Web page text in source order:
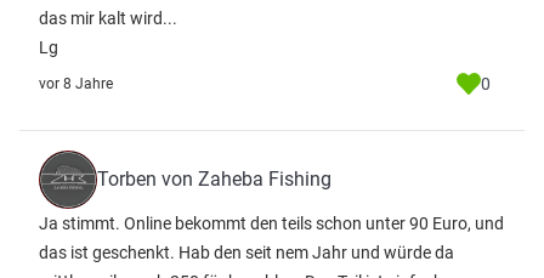
das mir kalt wird...
Lg
vor 8 Jahre 0
Torben von Zaheba Fishing
Ja stimmt. Online bekommt den teils schon unter 90 Euro, und
das ist geschenkt. Hab den seit nem Jahr und würde da